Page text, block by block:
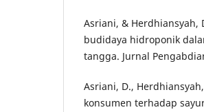
Asriani, & Herdhiansyah,
budidaya hidroponik
tangga. Jurnal
Asriani, D.,
konsumen terhadap